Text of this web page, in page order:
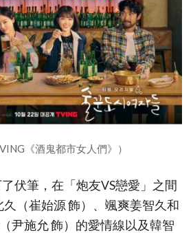
《酒鬼都市女人們》）
伏筆，在「炮友VS戀愛」之間
（崔始源 飾）、颯爽姜智久和
尹施允 飾）的愛情線以及韓智